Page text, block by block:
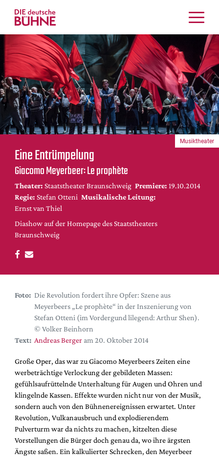
Kritiken
Schauspiel
Musiktheater
Tanz
Crossover
Bühnenwelt
Festivals & Veranstaltungen
Menschen & Theater
Themen
Internationales
Nachrufe
Medientipps
DdB-map
Premierensuche
Festival-Planer
Hefte
Alle Hefte
Leseproben
Podcast
Service
Shop / Abo
Newsletter
Redaktion
Autor:innen
Partner
Mediadaten
Eine Entrümpelung
Giacomo Meyerbeer: Le prophète
Theater: Staatstheater Braunschweig Premiere: 19.10.2014
Regie: Stefan Otteni Musikalische Leitung:
Ernst van Thiel
Diashow auf der Homepage des Staatstheaters
Braunschweig
Musiktheater
Foto: Die Revolution fordert ihre Opfer: Szene aus
Meyerbeers „Le prophète“ in der Inszenierung von
Stefan Otteni (im Vordergund lilegend: Arthur Shen).
© Volker Beinhorn
Text: Andreas Berger am 20. Oktober 2014
Große Oper, das war zu Giacomo Meyerbeers Zeiten eine
werbeträchtige Verlockung der gebildeten Massen:
gefühlsaufrüttelnde Unterhaltung für Augen und Ohren und
klingelnde Kassen. Effekte wurden nicht nur von der Musik,
sondern auch von den Bühnenereignissen erwartet. Unter
Revolution, Vulkanausbruch und explodierendem
Pulverturm war da nichts zu machen, kitzelten diese
Vorstellungen die Bürger doch genau da, wo ihre ärgsten
Ängste saßen. Ein kalkulierter Schrecken, den Meyerbeer